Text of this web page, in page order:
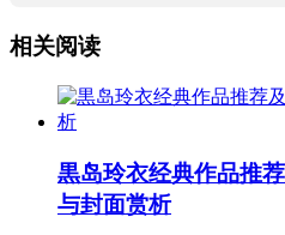
相关阅读
黒岛玲衣经典作品推
与封面赏析